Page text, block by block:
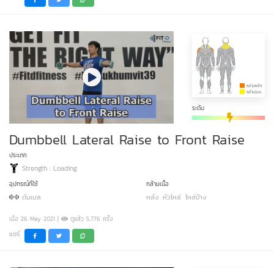
ระดับ
Dumbbell Lateral Raise to Front Raise
ประเภท
Strength : Loading
อุปกรณ์ที่ใช้
ดัมเบล
กล้ามเนื้อ
หลัง หัวไหล่ ไหล่ข้าง
เมื่อ 26 May 2021 | ดูแล้ว 5,776 ครั้ง
แชร์